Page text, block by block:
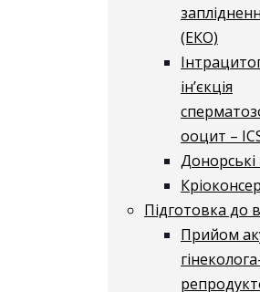
(ЕКО)
ін’єкція
ооцит –
Підготовка до
Прийом